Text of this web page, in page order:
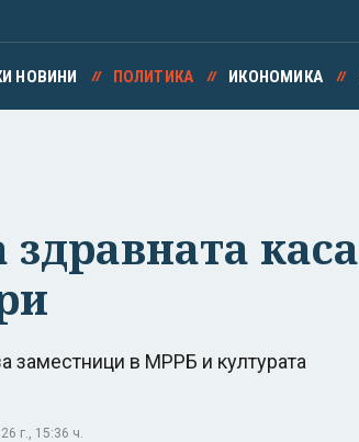
НОВИНИ ПОЛИТИКА ИКОНОМИКА
заместници в МРРБ и културата
г., 15:36 ч.